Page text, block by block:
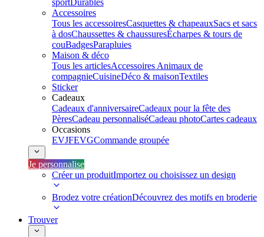
sportDurables
Accessoires
Tous les accessoiresCasquettes & chapeauxSacs et sacs
à dosChaussettes & chaussuresÉcharpes & tours de
couBadgesParapluies
Maison & déco
Tous les articlesAccessoires Animaux de
compagnieCuisineDéco & maisonTextiles
Sticker
Cadeaux
Cadeaux d'anniversaireCadeaux pour la fête des
PèresCadeau personnaliséCadeau photoCartes cadeaux
Occasions
EVJFEVGCommande groupée
Je personnalise
Créer un produitImportez ou choisissez un design
Brodez votre créationDécouvrez des motifs en broderie
Trouver